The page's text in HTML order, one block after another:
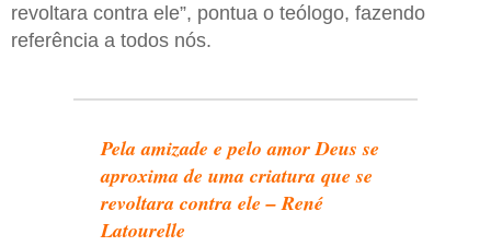
revoltara contra ele”, pontua o teólogo, fazendo
referência a todos nós.
Pela amizade e pelo amor Deus se
aproxima de uma criatura que se
revoltara contra ele – René
Latourelle